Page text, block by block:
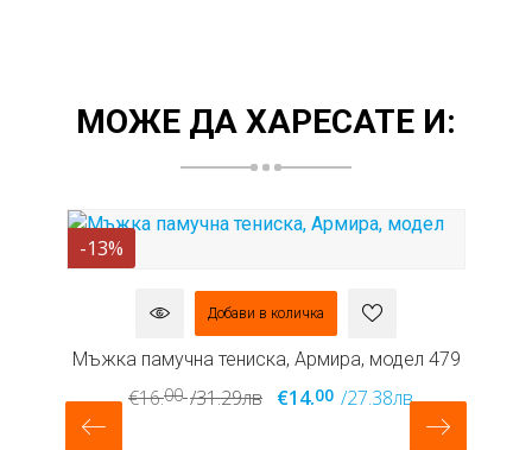
МОЖЕ ДА ХАРЕСАТЕ И:
-13%
Добави в количка
Мъжка памучна тениска, Армира, модел 479
€16.00 /31.29лв €14.00 /27.38лв